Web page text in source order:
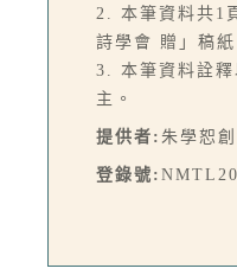
2. 本筆資料共1
詩學會 贈」稿紙
3. 本筆資料詮釋
主。
提供者: 朱學恕
登錄號: